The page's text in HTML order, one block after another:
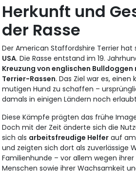
Herkunft und
der Rasse
Der American Staffordshire Terrier hat
USA. Die Rasse entstand im 19.
Kreuzung von englischen
Terrier-Rassen. Das Ziel war es,
mutigen Hund zu schaffen –
damals in einigen Ländern noch
Diese Kämpfe prägten das frühe
Doch mit der Zeit änderte sich die
sich als arbeitsfreudige Helfer auf
und zeigten sich dort als zuverlässige
Familienhunde – vor allem wegen
Menschen sowie ihrer Wachsamkeit